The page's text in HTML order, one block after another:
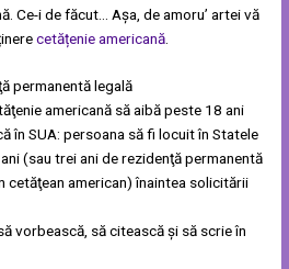
Ce-i de făcut… Așa, de amoru’ artei vă
cetățenie americană
permanentă legală
americană să aibă peste 18 ani
în SUA: persoana să fi locuit în Statele
(sau trei ani de rezidenţă permanentă
cetăţean american) înaintea solicitării
vorbească, să citească şi să scrie în